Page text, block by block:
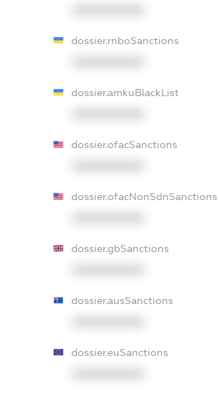
dossier.rnboSanctions
dossier.amkuBlackList
dossier.ofacSanctions
dossier.ofacNonSdnSanctions
dossier.gbSanctions
dossier.ausSanctions
dossier.euSanctions